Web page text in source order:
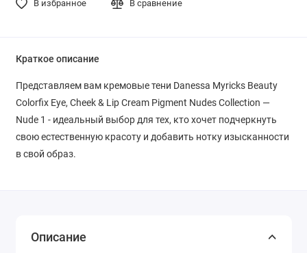
В избранное В сравнение
Краткое описание
Представляем вам кремовые тени Danessa Myricks Beauty
Colorfix Eye, Cheek & Lip Cream Pigment Nudes Collection —
Nude 1 - идеальный выбор для тех, кто хочет подчеркнуть
свою естественную красоту и добавить нотку изысканности
в свой образ.
Описание